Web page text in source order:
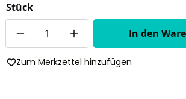
Stück
In den
Zum Merkzettel hinzufügen